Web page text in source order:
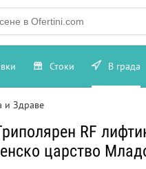
Стоки В града
и Здраве
RF
царство